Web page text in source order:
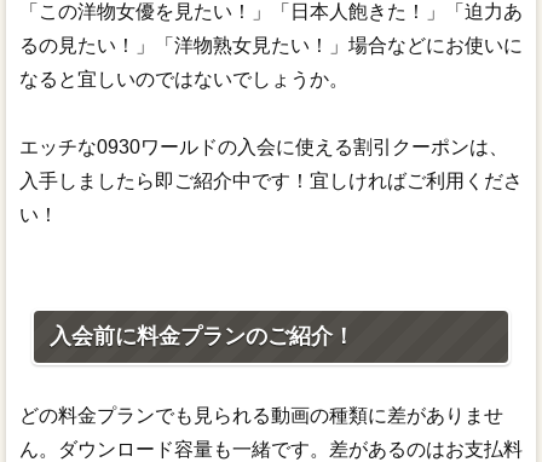
「この洋物女優を見たい！」「日本人飽きた！」「迫力あ
るの見たい！」「洋物熟女見たい！」場合などにお使いに
なると宜しいのではないでしょうか。
エッチな0930ワールドの入会に使える割引クーポンは、
入手しましたら即ご紹介中です！宜しければご利用くださ
い！
入会前に料金プランのご紹介！
どの料金プランでも見られる動画の種類に差がありませ
ん。ダウンロード容量も一緒です。差があるのはお支払料